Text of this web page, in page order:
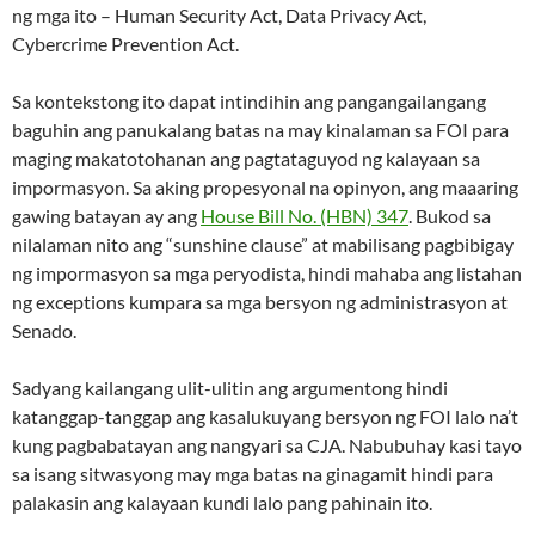
ng mga ito – Human Security Act, Data Privacy Act,
Cybercrime Prevention Act.
Sa kontekstong ito dapat intindihin ang pangangailangang
baguhin ang panukalang batas na may kinalaman sa FOI para
maging makatotohanan ang pagtataguyod ng kalayaan sa
impormasyon. Sa aking propesyonal na opinyon, ang maaaring
gawing batayan ay ang House Bill No. (HBN) 347. Bukod sa
nilalaman nito ang “sunshine clause” at mabilisang pagbibigay
ng impormasyon sa mga peryodista, hindi mahaba ang listahan
ng exceptions kumpara sa mga bersyon ng administrasyon at
Senado.
Sadyang kailangang ulit-ulitin ang argumentong hindi
katanggap-tanggap ang kasalukuyang bersyon ng FOI lalo na’t
kung pagbabatayan ang nangyari sa CJA. Nabubuhay kasi tayo
sa isang sitwasyong may mga batas na ginagamit hindi para
palakasin ang kalayaan kundi lalo pang pahinain ito.